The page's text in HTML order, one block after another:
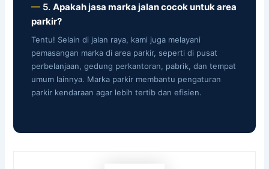
5. Apakah jasa marka jalan cocok untuk area
parkir?
Tentu! Selain di jalan raya, kami juga melayani
pemasangan marka di area parkir, seperti di pusat
perbelanjaan, gedung perkantoran, pabrik, dan tempat
umum lainnya. Marka parkir membantu pengaturan
parkir kendaraan agar lebih tertib dan efisien.